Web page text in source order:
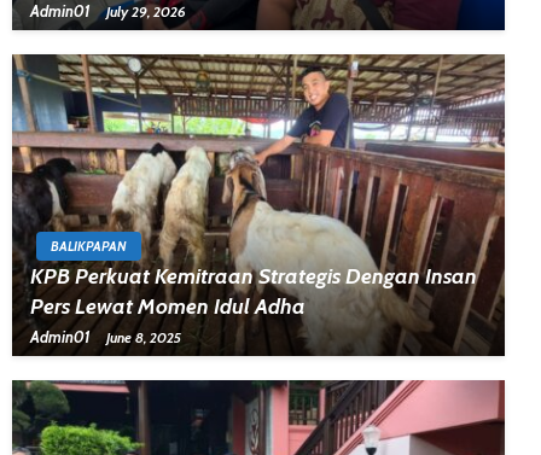
Admin01 July 29, 2026
BALIKPAPAN
KPB Perkuat Kemitraan Strategis Dengan Insan
Pers Lewat Momen Idul Adha
Admin01 June 8, 2025